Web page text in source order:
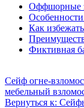
Оффшорные
Как
Фиктивная
Сейф огне-
мебельный
Вернуться к: